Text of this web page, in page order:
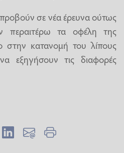
σε νέα έρευνα ούτως
περαιτέρω τα οφέλη της
στην κατανομή του λίπους
εξηγήσουν τις διαφορές